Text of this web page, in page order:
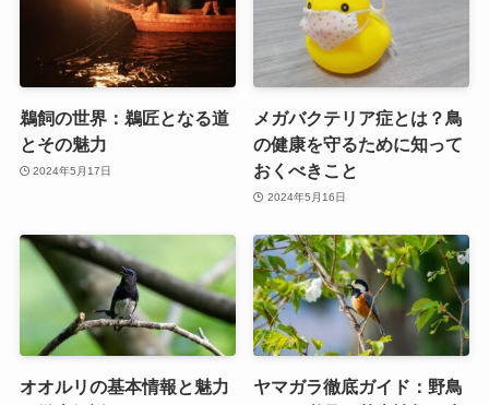
鵜飼の世界：鵜匠となる道
とその魅力
2024年5月17日
メガバクテリア症とは？鳥
の健康を守るために知って
おくべきこと
2024年5月16日
オオルリの基本情報と魅力
ヤマガラ徹底ガイド：野鳥